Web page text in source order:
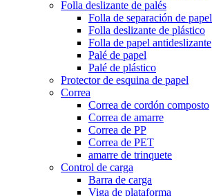
Folla deslizante de palés
Folla de separación de papel
Folla deslizante de plástico
Folla de papel antideslizante
Palé de papel
Palé de plástico
Protector de esquina de papel
Correa
Correa de cordón composto
Correa de amarre
Correa de PP
Correa de PET
amarre de trinquete
Control de carga
Barra de carga
Viga de plataforma